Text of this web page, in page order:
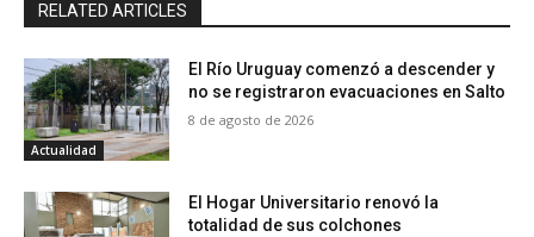
RELATED ARTICLES
Actualidad
El Río Uruguay comenzó a descender y
no se registraron evacuaciones en Salto
8 de agosto de 2026
El Hogar Universitario renovó la
totalidad de sus colchones